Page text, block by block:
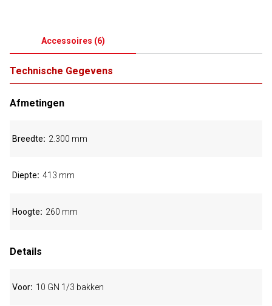
Accessoires (6)
Technische Gegevens
Afmetingen
Breedte 2.300 mm
Diepte 413 mm
Hoogte 260 mm
Details
Voor 10 GN 1/3 bakken